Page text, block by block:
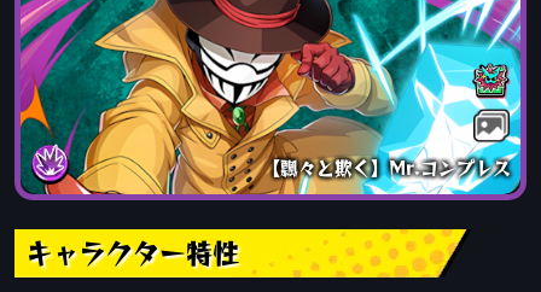
【飄々と欺く】Mr.コンプレス
キャラクター特性